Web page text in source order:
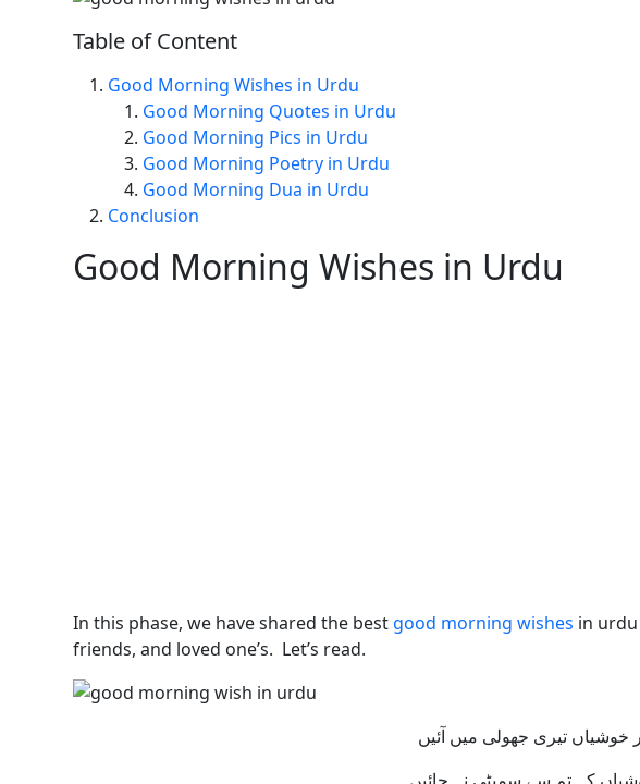
Table of Content
Good Morning Wishes in Urdu
Good Morning Quotes in Urdu
Good Morning Pics in Urdu
Good Morning Poetry in Urdu
Good Morning Dua in Urdu
Conclusion
Good Morning Wishes in Urdu
In this phase, we have shared the best good morning wishes in
friends, and loved one’s. Let’s read.